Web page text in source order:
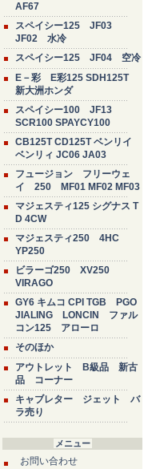
AF67
スペイシー125 JF03
JF02 水冷
スペイシー125 JF04 空冷
E－彩 E彩125 SDH125T
新大洲ホンダ
スペイシー100 JF13
SCR100 SPAYCY100
CB125T CD125T ベンリイ
ベンリィ JC06 JA03
フュージョン フリーウェ
イ 250 MF01 MF02 MF03
マジェスティ125 シグナス T
D 4CW
マジェスティ250 4HC
YP250
ビラーゴ250 XV250
VIRAGO
GY6 キムコ CPI TGB PGO
JIALING LONCIN ファル
コン125 アローロ
そのほか
アウトレット B級品 新古
品 コーナー
キャブレター ジェット バ
ラ売り
メニュー
お問い合わせ